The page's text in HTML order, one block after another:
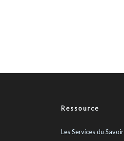
Ressource
Les Services du Savoir